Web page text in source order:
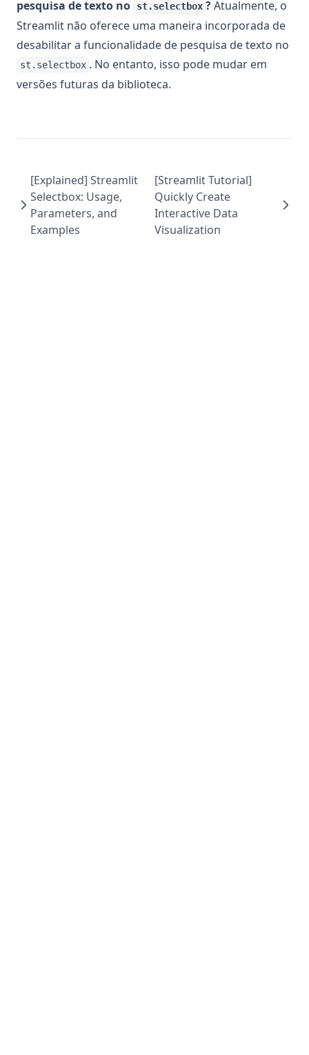
pesquisa de texto no
st.selectbox ?Atualmente, o
Streamlit não oferece uma maneira incorporada de
desabilitar a funcionalidade de pesquisa de texto no
st.selectbox . No entanto, isso pode mudar em
versões futuras da biblioteca.
[Explained] Streamlit
Selectbox: Usage,
Parameters, and
Examples
[Streamlit Tutorial]
Quickly Create
Interactive Data
Visualization